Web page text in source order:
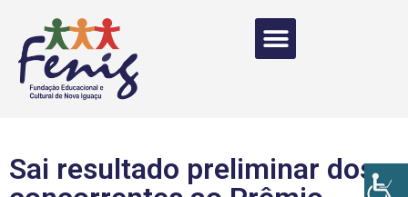
Sai resultado preliminar dos